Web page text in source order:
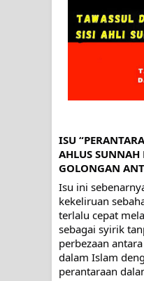
SIRHINDI)
Wusul
Hati dan
SUNNAH
ISU
AHLUS SUNNAH
GOLONGAN
Isu ini
kekeliruan
terlalu cepat
sebagai syirik
perbezaan
dalam Islam
perantaraan